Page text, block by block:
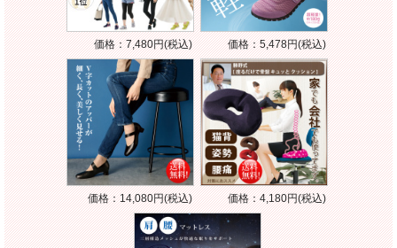
価格：7,480円(税込) 価格：5,478円(税込)
価格：14,080円(税込) 価格：4,180円(税込)